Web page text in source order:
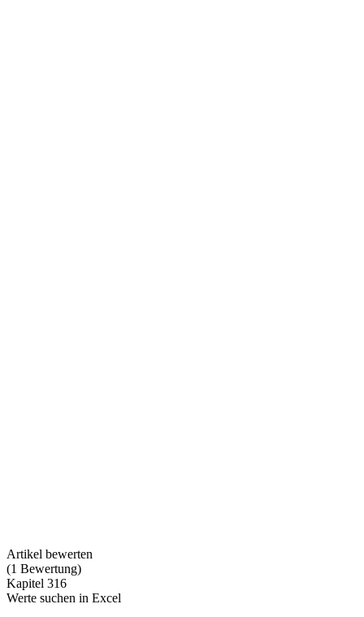
Artikel bewerten
(1 Bewertung)
Kapitel 316
Werte suchen in Excel